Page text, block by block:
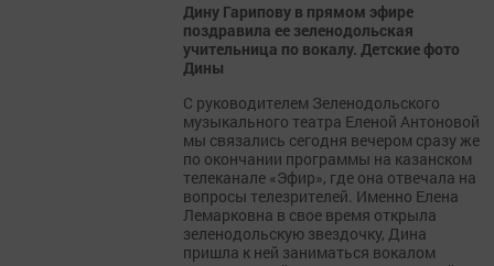
Дину Гарипову в прямом эфире
поздравила ее зеленодольская
учительница по вокалу. Детские фото
Дины
С руководителем Зеленодольского
музыкального театра Еленой Антоновой
мы связались сегодня вечером сразу же
по окончании программы на казанском
телеканале «Эфир», где она отвечала на
вопросы телезрителей. Именно Елена
Лемарковна в свое время открыла
зеленодольскую звездочку, Дина
пришла к ней заниматься вокалом